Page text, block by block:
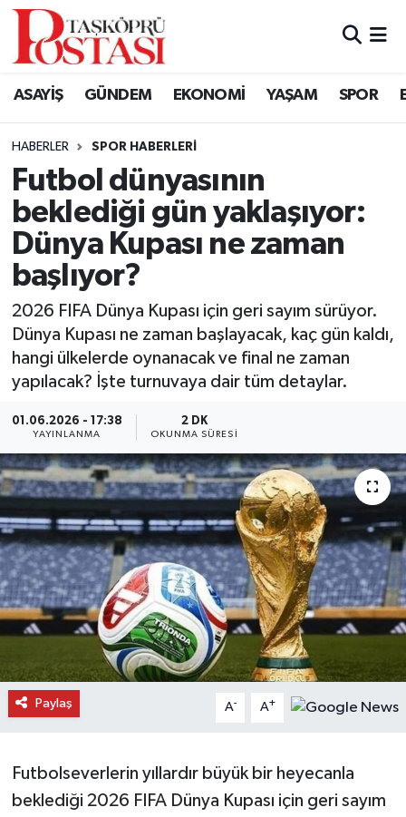
ASAYİŞ GÜNDEM EKONOMİ YAŞAM SPOR
HABERLER SPOR HABERLERI
Futbol dünyasının
beklediği gün yaklaşıyor:
Dünya Kupası ne zaman
başlıyor?
2026 FIFA Dünya Kupası için geri sayım sürüyor.
Dünya Kupası ne zaman başlayacak, kaç gün kaldı,
hangi ülkelerde oynanacak ve final ne zaman
yapılacak? İşte turnuvaya dair tüm detaylar.
01.06.2026 - 17:38
YAYINLANMA
2 DK
OKUNMA SÜRESI
Paylaş A- A+
Futbolseverlerin yıllardır büyük bir heyecanla
beklediği 2026 FIFA Dünya Kupası için geri sayım
Kastamonu Vefat Edenler
Araç Haberleri
Azdavay Haberleri
Çatalzeytin Haberleri
Cide Haberleri
Daday Haberleri
Devrekani Haberleri
Doğanyurt Haberleri
Hanönü Haberleri
İhsangazi Haberleri
İnebolu Haberleri
Küre Haberleri
Pınarbaşı Haberleri